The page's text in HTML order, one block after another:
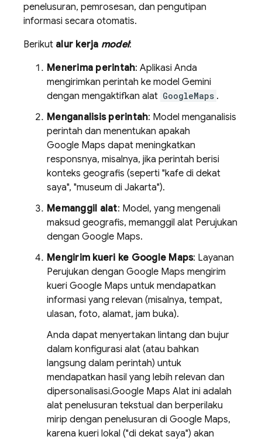
penelusuran, pemrosesan, dan pengutipan
informasi secara otomatis.
Berikut alur kerja model:
Menerima perintah: Aplikasi Anda
mengirimkan perintah ke model Gemini
dengan mengaktifkan alat GoogleMaps .
Menganalisis perintah: Model menganalisis
perintah dan menentukan apakah
Google Maps dapat meningkatkan
responsnya, misalnya, jika perintah berisi
konteks geografis (seperti "kafe di dekat
saya", "museum di Jakarta").
Memanggil alat: Model, yang mengenali
maksud geografis, memanggil alat Perujukan
dengan Google Maps.
Mengirim kueri ke Google Maps: Layanan
Perujukan dengan Google Maps mengirim
kueri Google Maps untuk mendapatkan
informasi yang relevan (misalnya, tempat,
ulasan, foto, alamat, jam buka).
Anda dapat menyertakan lintang dan bujur
dalam konfigurasi alat (atau bahkan
langsung dalam perintah) untuk
mendapatkan hasil yang lebih relevan dan
dipersonalisasi.Google Maps Alat ini adalah
alat penelusuran tekstual dan berperilaku
mirip dengan penelusuran di Google Maps,
karena kueri lokal ("di dekat saya") akan